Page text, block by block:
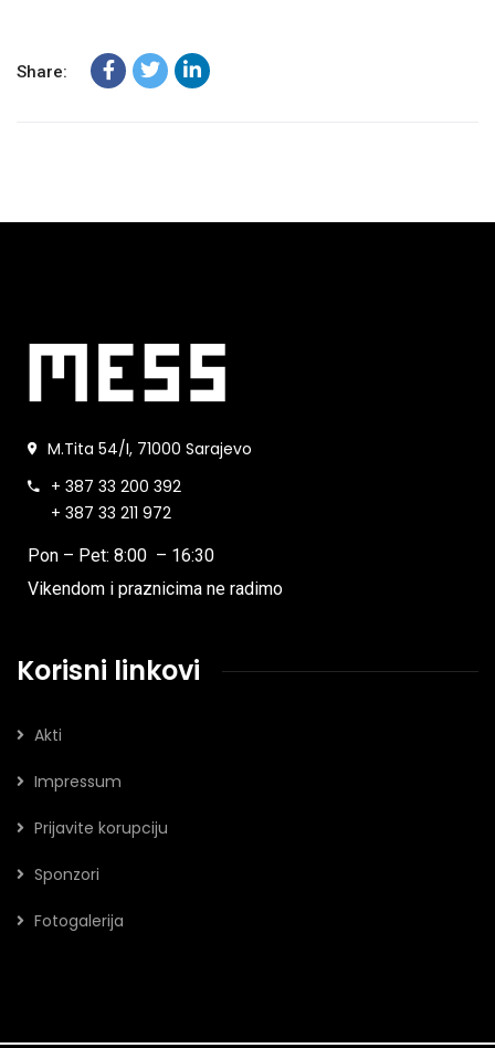
Share:
M.Tita 54/I, 71000 Sarajevo
+ 387 33 200 392
+ 387 33 211 972
Pon – Pet: 8:00 – 16:30
Vikendom i praznicima ne radimo
Korisni linkovi
Akti
Impressum
Prijavite korupciju
Sponzori
Fotogalerija